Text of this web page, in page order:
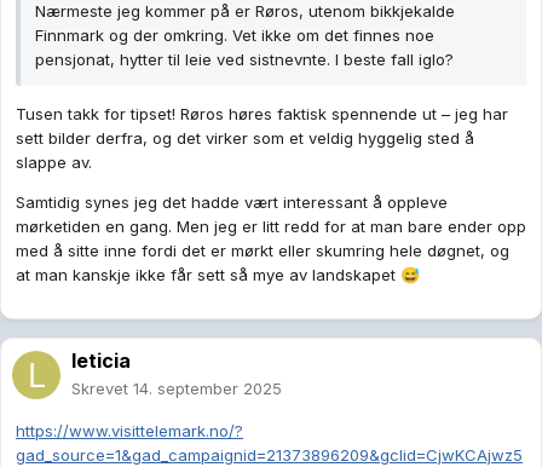
Nærmeste jeg kommer på er Røros, utenom bikkjekalde
Finnmark og der omkring. Vet ikke om det finnes noe
pensjonat, hytter til leie ved sistnevnte. I beste fall iglo?
Tusen takk for tipset! Røros høres faktisk spennende ut – jeg har
sett bilder derfra, og det virker som et veldig hyggelig sted å
slappe av.
Samtidig synes jeg det hadde vært interessant å oppleve
mørketiden en gang. Men jeg er litt redd for at man bare ender opp
med å sitte inne fordi det er mørkt eller skumring hele døgnet, og
at man kanskje ikke får sett så mye av landskapet 😅
leticia
Skrevet 14. september 2025
https://www.visittelemark.no/?
gad_source=1&gad_campaignid=21373896209&gclid=CjwKCAjwz5